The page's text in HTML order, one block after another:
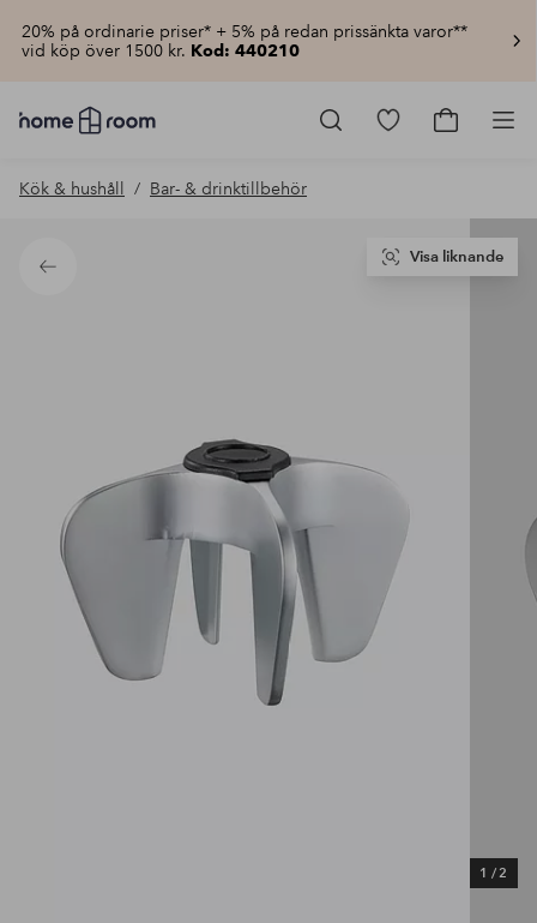
20% på ordinarie priser* + 5% på redan prissänkta varor**
vid köp över 1500 kr. Kod: 440210
Homeroom
–
hemmet
pris
Gå
Gå
Kök & hushåll Bar- & drinktillbehör
Tillbaka
1 /2
Visa liknande